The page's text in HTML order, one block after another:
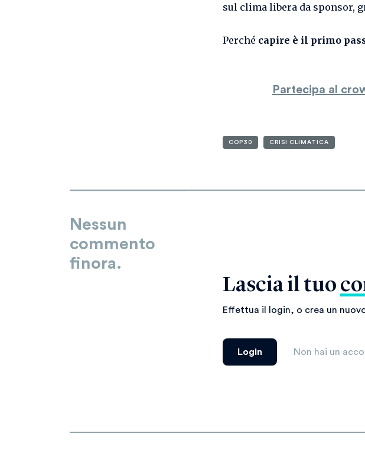
sul clima libera da sponsor,
Perché capire è il primo
Partecipa al
COP30 CRISI CLIMATICA
Nessun
commento
finora.
Lascia il tuo
Effettua il login, o crea un
Login Non hai un